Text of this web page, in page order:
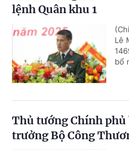
lệnh Quân khu 1
Lê
bổ
Thủ tướng Chính
trưởng Bộ Công